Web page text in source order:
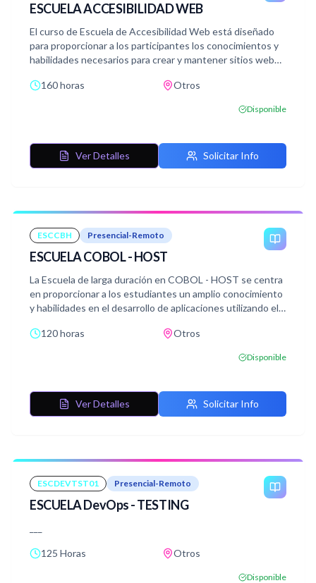
ESCUELA ACCESIBILIDAD WEB
El curso de Escuela de Accesibilidad Web está diseñado
para proporcionar a los participantes los conocimientos y
habilidades necesarios para crear y mantener sitios web
una variedad de temas fundamentales en la accesibilidad
160 horas Otros
Disponible
Ver Detalles Solicitar Info
ESCCBH Presencial-Remoto
ESCUELA COBOL - HOST
La Escuela de larga duración en COBOL - HOST se centra
en proporcionar a los estudiantes un amplio conocimiento
y habilidades en el desarrollo de aplicaciones utilizando el
específicamente en sistemas operativos MVS/ESA, y
Se trata un amplio temario desde los fundamentos del
avanzada en COBOL y el uso de DB2 como sistema de
gestión de bases de datos. Los estudiantes adquirirán las
habilidades necesarias para desarrollar aplicaciones
120 horas Otros
Disponible
Ver Detalles Solicitar Info
ESCDEVTST01 Presencial-Remoto
ESCUELA DevOps - TESTING
125 Horas Otros
Disponible